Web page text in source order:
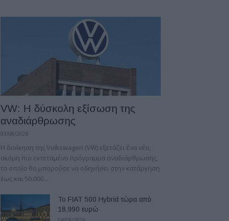
VW: Η δύσκολη εξίσωση της
αναδιάρθρωσης
03/08/2026
Η διοίκηση της Volkswagen (VW) εξετάζει ένα νέο,
ακόμη πιο εκτεταμένο πρόγραμμα αναδιάρθρωσης,
το οποίο θα μπορούσε να οδηγήσει στην κατάργηση
έως και 50.000...
Το FIAT 500 Hybrid τώρα από
18.990 ευρώ